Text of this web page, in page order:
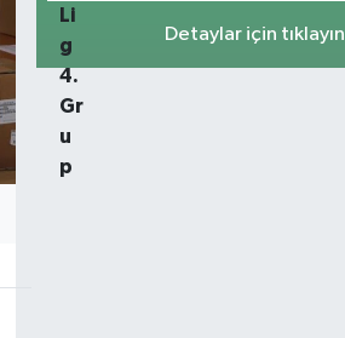
Detaylar için tıklayın